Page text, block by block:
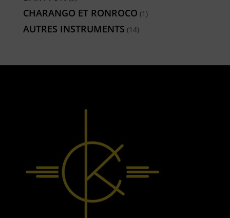
produits
CHARANGO ET RONROCO 1 1
AUTRES INSTRUMENTS 1414